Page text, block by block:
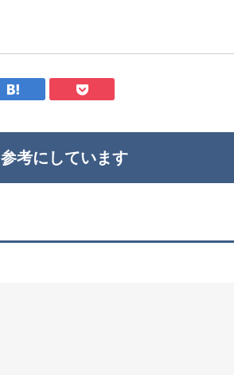
参考にしています